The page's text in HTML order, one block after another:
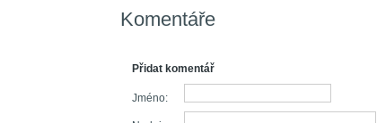
Komentáře
Přidat komentář
Jméno: